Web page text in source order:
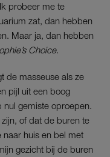
probeer me te
zat, dan hebben
Maar ja, dan hebben
Choice.
de masseuse als ze
pijl uit een boog
gemiste oproepen.
of dat de buren te
naar huis en bel met
gezicht bij de buren